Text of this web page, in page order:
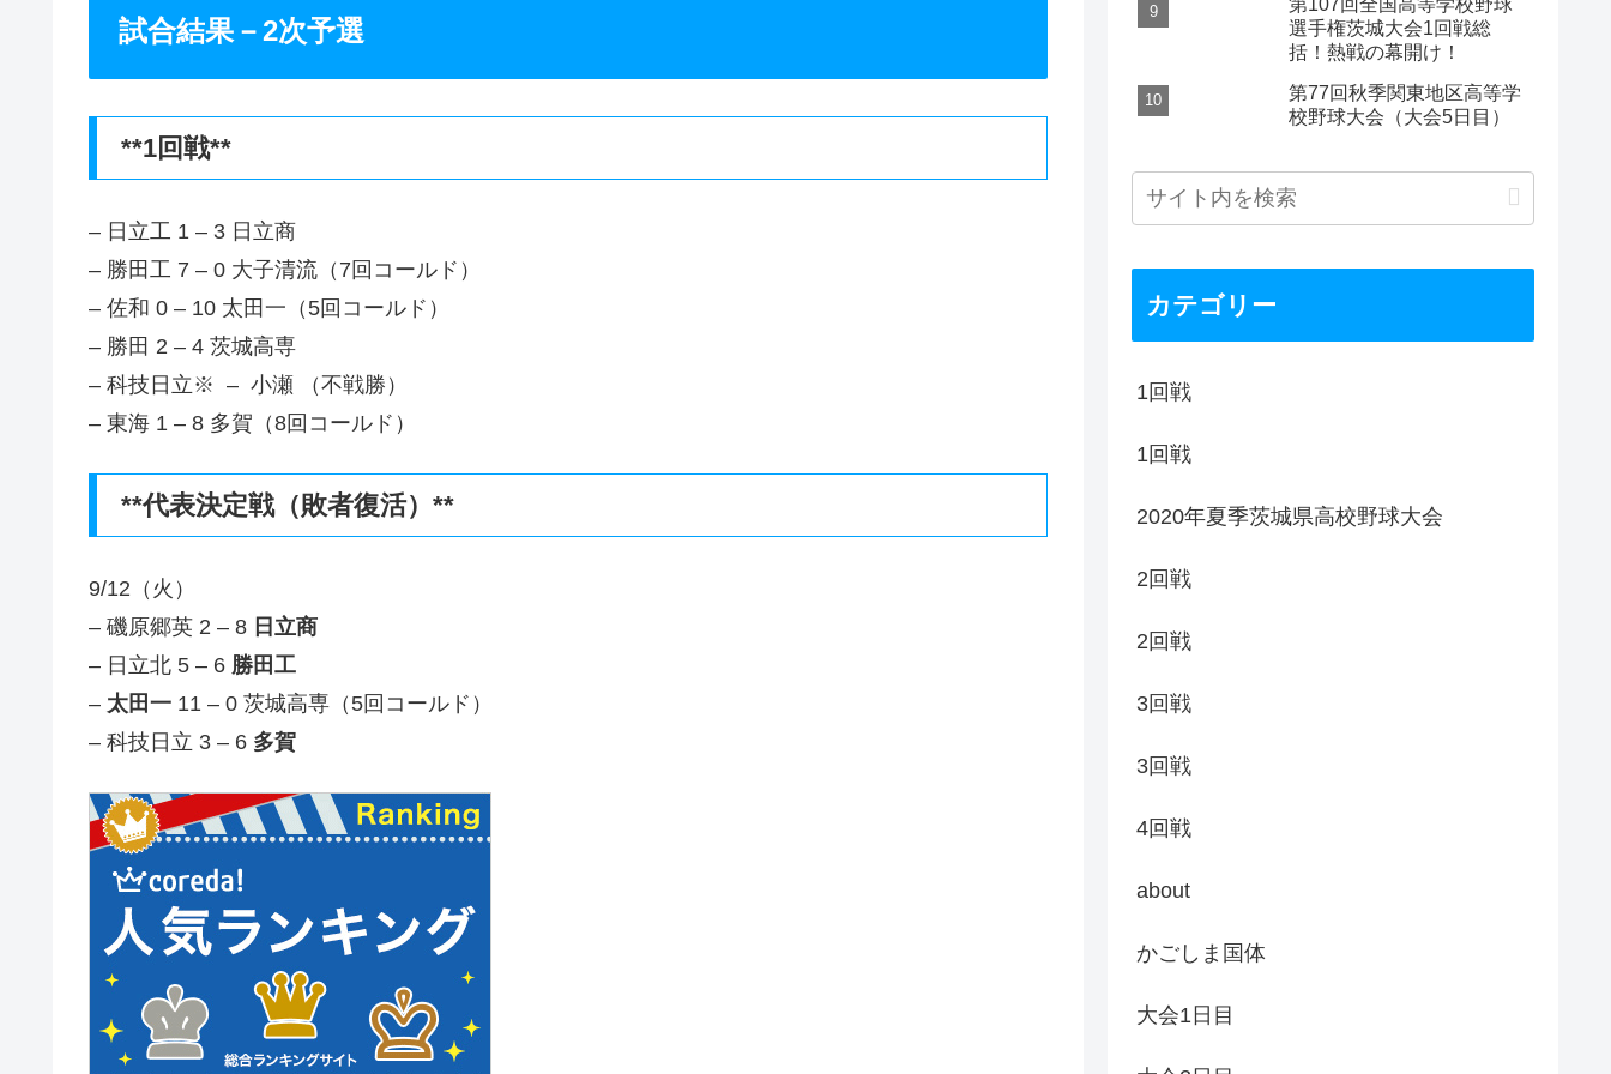
試合結果－2次予選
**1回戦**
– 日立工 1 – 3 日立商
– 勝田工 7 – 0 大子清流（7回コールド）
– 佐和 0 – 10 太田一（5回コールド）
– 勝田 2 – 4 茨城高専
– 科技日立※ – 小瀬 （不戦勝）
– 東海 1 – 8 多賀（8回コールド）
**代表決定戦（敗者復活）**
9/12（火）
– 磯原郷英 2 – 8 日立商
– 日立北 5 – 6 勝田工
– 太田一 11 – 0 茨城高専（5回コールド）
– 科技日立 3 – 6 多賀
第107回全国高等学校野球
選手権茨城大会1回戦総
括！熱戦の幕開け！
第77回秋季関東地区高等学
校野球大会（大会5日目）
カテゴリー
1回戦
1回戦
2020年夏季茨城県高校野球大会
2回戦
2回戦
3回戦
3回戦
4回戦
about
かごしま国体
大会1日目